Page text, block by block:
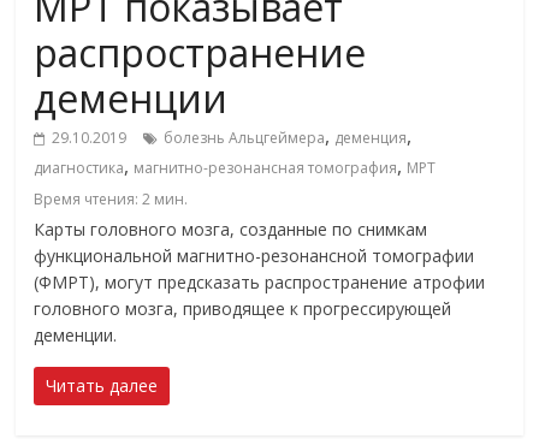
распространение
деменции
29.10.2019 болезнь Альцгеймера, деменция,
диагностика, магнитно-резонансная томография, МРТ
Время чтения:2 мин.
Карты головного мозга, созданные по снимкам
функциональной магнитно-резонансной томографии
(ФМРТ), могут предсказать распространение атрофии
головного мозга, приводящее к прогрессирующей
деменции.
Читать далее